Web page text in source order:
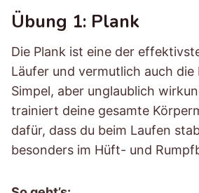
Übung 1: Plank
Die Plank ist eine der
Läufer und vermutlich auch die
Simpel, aber unglaublich
trainiert deine gesamte
dafür, dass du beim Laufen
besonders im Hüft- und